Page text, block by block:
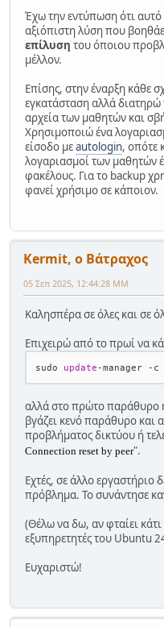
Έχω την εντύπωση ότι αυτό
αξιόπιστη λύση που
επίλυση του όποιου
μέλλον.
Επίσης, στην έναρξη κάθε
εγκατάσταση αλλά
αρχεία των μαθητών και
Χρησιμοποιώ ένα
είσοδο μεautologin, οπότε
λογαριασμοί των μαθητών
φακέλους. Για το backup
φανεί χρήσιμο σε κάποιον.
Kermit, ο Βάτραχος
05 Σεπ 2025, 12:44:28 ΜΜ
Καλησπέρα σε όλες και σε
Επιχειρώ από το πρωί να
sudo update -manager -
αλλά στο πρώτο παράθυρο
βγάζει κενό παράθυρο και
προβλήματος δικτύου ή
Connection reset by peer".
Εχτές, σε άλλο εργαστήριο
πρόβλημα. Το συνάντησε
(Θέλω να δω, αν φταίει
εξυπηρετητές του Ubuntu
Ευχαριστώ!